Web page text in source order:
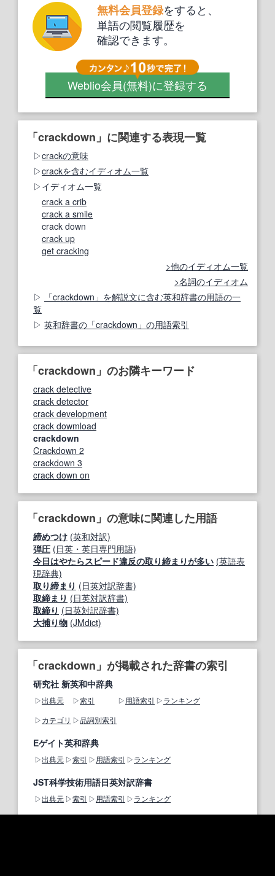
無料会員登録をすると、
単語の閲覧履歴を
確認できます。
Weblio会員(無料)に登録する
「crackdown」に関連する表現一覧
crackの意味
crackを含むイディオム一覧
イディオム一覧
crack a crib
crack a smile
crack down
crack up
get cracking
他のイディオム一覧
名詞のイディオム
「crackdown」を解説文に含む英和辞書の用語の一
覧
英和辞書の「crackdown」の用語索引
「crackdown」のお隣キーワード
crack detective
crack detector
crack development
crack dowmload
crackdown
Crackdown 2
crackdown 3
crack down on
「crackdown」の意味に関連した用語
締めつけ (英和対訳)
弾圧 (日英・英日専門用語)
今日はやたらスピード違反の取り締まりが多い (英語表
現辞典)
取り締まり (日英対訳辞書)
取締まり (日英対訳辞書)
取締り (日英対訳辞書)
大捕り物 (JMdict)
「crackdown」が掲載された辞書の索引
研究社 新英和中辞典
出典元 索引 用語索引
ランキング
カテゴリ
品詞別索引
Eゲイト英和辞典
出典元 索引 用語索引 ランキング
JST科学技術用語日英対訳辞書
出典元 索引 用語索引 ランキング